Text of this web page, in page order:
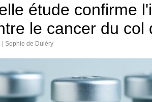
étude confirme
le cancer du col
Sophie de Duiéry